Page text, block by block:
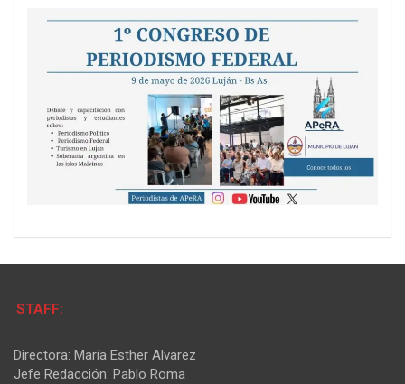
STAFF:
Directora: María Esther Alvarez
Jefe Redacción: Pablo Roma